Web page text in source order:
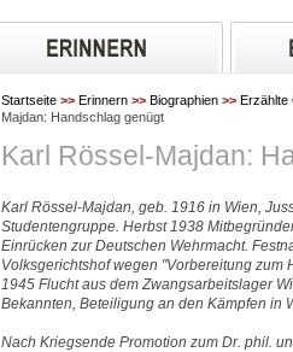
Startseite >> Erinnern >> Biographien >> Erzählte
Majdan: Handschlag genügt
Karl Rössel-Majdan:
Karl Rössel-Majdan, geb. 1916 in Wien,
Studentengruppe. Herbst 1938
Einrücken zur Deutschen Wehrmacht.
Volksgerichtshof wegen "Vorbereitung zum
1945 Flucht aus dem Zwangsarbeitslager
Bekannten, Beteiligung an den Kämpfen in
Nach Kriegsende Promotion zum Dr. phil.